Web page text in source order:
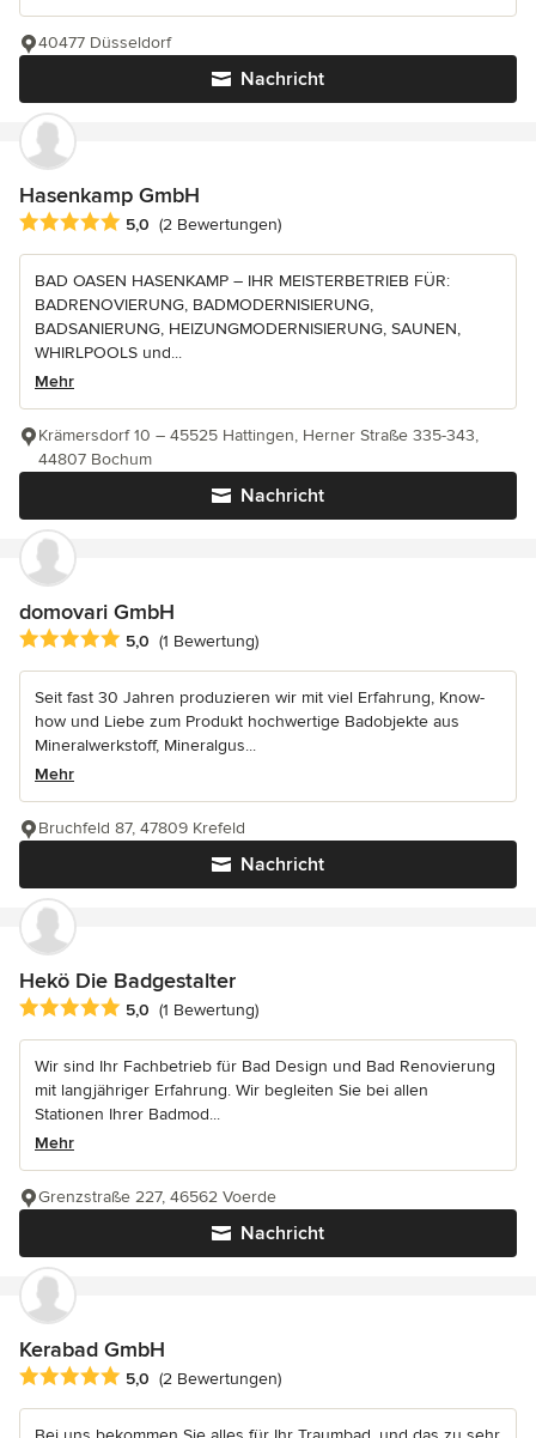
Nachricht
40477 Düsseldorf
Hasenkamp GmbH
Durchschnittliche Bewertung: 5 von 5 Sternen
5,0 (2 Bewertungen)
BAD OASEN HASENKAMP – IHR MEISTERBETRIEB FÜR:
BADRENOVIERUNG, BADMODERNISIERUNG,
BADSANIERUNG, HEIZUNGMODERNISIERUNG, SAUNEN,
WHIRLPOOLS und...
Mehr
Nachricht
Krämersdorf 10 – 45525 Hattingen, Herner Straße 335-343,
44807 Bochum
domovari GmbH
Durchschnittliche Bewertung: 5 von 5 Sternen
5,0 (1 Bewertung)
Seit fast 30 Jahren produzieren wir mit viel Erfahrung, Know-
how und Liebe zum Produkt hochwertige Badobjekte aus
Mineralwerkstoff, Mineralgus...
Mehr
Nachricht
Bruchfeld 87, 47809 Krefeld
Hekö Die Badgestalter
Durchschnittliche Bewertung: 5 von 5 Sternen
5,0 (1 Bewertung)
Wir sind Ihr Fachbetrieb für Bad Design und Bad Renovierung
mit langjähriger Erfahrung. Wir begleiten Sie bei allen
Stationen Ihrer Badmod...
Mehr
Nachricht
Grenzstraße 227, 46562 Voerde
Kerabad GmbH
Durchschnittliche Bewertung: 5 von 5 Sternen
5,0 (2 Bewertungen)